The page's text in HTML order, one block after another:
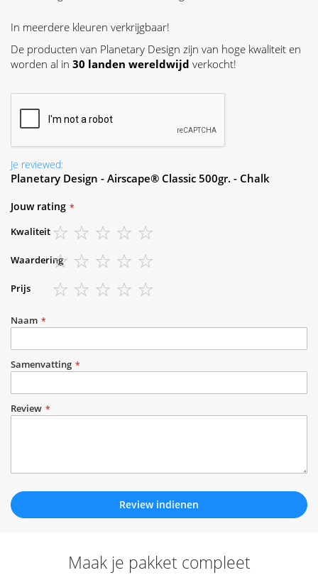
In meerdere kleuren verkrijgbaar!
De producten van Planetary Design zijn van hoge kwaliteit en
worden al in 30 landen wereldwijd verkocht!
Je reviewed:
Planetary Design - Airscape® Classic 500gr. - Chalk
Jouw rating
Kwaliteit
star
stars
stars
stars
stars
Waardering
star
stars
stars
stars
stars
Prijs
Naam
Samenvatting
Review
Review indienen
Maak je pakket compleet